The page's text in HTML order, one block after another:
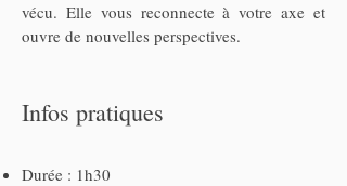
vécu. Elle vous reconnecte à votre axe et
ouvre de nouvelles perspectives.
Infos pratiques
Durée : 1h30